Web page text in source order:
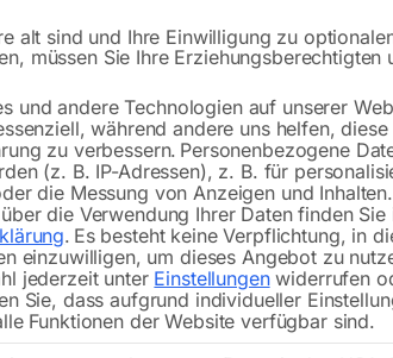
300
€528,00
inkl. MwSt. zzgl.Versandkosten
alt sind und Ihre Einwilligung zu
müssen Sie Ihre Erziehungsberechtigten
und andere Technologien auf unserer
während andere uns helfen, diese
zu verbessern. Personenbezogene
(z. B. IP-Adressen), z. B. für
die Messung von Anzeigen und Inhalten.
die Verwendung Ihrer Daten finden Sie
. Es besteht keine Verpflichtung, in
einzuwilligen, um dieses Angebot zu
jederzeit unter Einstellungenwiderrufen
Sie, dass aufgrund individueller
Funktionen der Website verfügbar sind.